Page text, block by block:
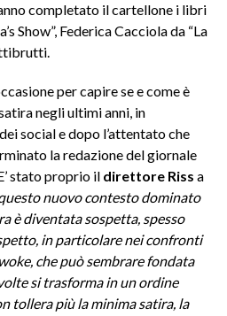
completato il cartellone i libri
Show”, Federica Cacciola da “La
per capire se e come è
negli ultimi anni, in
social e dopo l’attentato che
la redazione del giornale
stato proprio il direttore Riss a
nuovo contesto dominato
è diventata sospetta, spesso
in particolare nei confronti
che può sembrare fondata
si trasforma in un ordine
tollera più la minima satira, la